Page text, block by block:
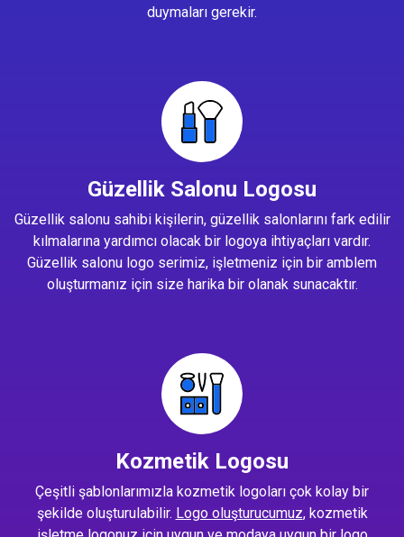
duymaları gerekir.
Güzellik Salonu Logosu
Güzellik salonu sahibi kişilerin, güzellik salonlarını fark edilir
kılmalarına yardımcı olacak bir logoya ihtiyaçları vardır.
Güzellik salonu logo serimiz, işletmeniz için bir amblem
oluşturmanız için size harika bir olanak sunacaktır.
Kozmetik Logosu
Çeşitli şablonlarımızla kozmetik logoları çok kolay bir
şekilde oluşturulabilir. Logo oluşturucumuz, kozmetik